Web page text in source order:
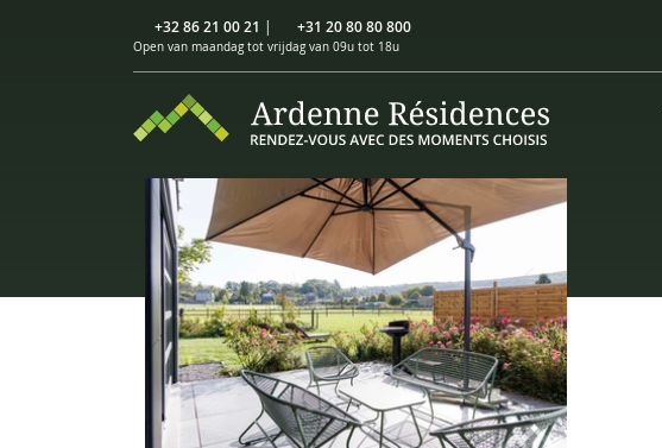
+32 86 21 00 21 | +31 20 80 80 800
Open van maandag tot vrijdag van 09u tot 18u